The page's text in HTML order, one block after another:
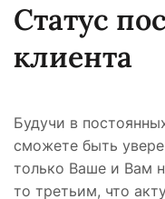
Статус
клиента
Будучи в
сможете быть
только Ваше и Вам
то третьим, что